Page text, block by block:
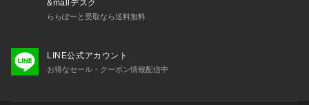
&mallデスク
ららぽーと受取なら送料無料
LINE公式アカウント
お得なセール・クーポン情報配信中